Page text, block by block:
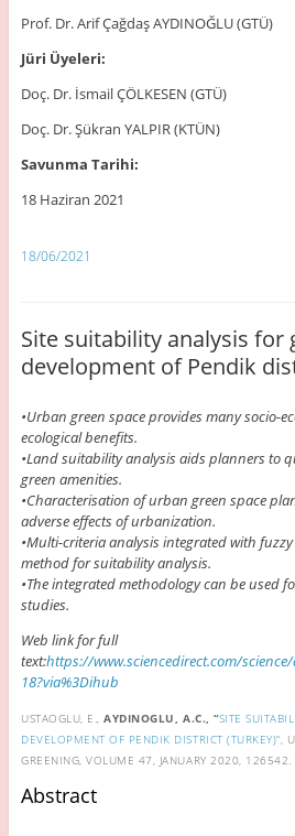
Prof. Dr. Arif Çağdaş AYDINOĞLU (GTÜ)
Jüri Üyeleri:
Doç. Dr. İsmail ÇÖLKESEN (GTÜ)
Doç. Dr. Şükran YALPIR (KTÜN)
Savunma Tarihi:
18 Haziran 2021
18/06/2021
Site suitability analysis for
development of Pendik
•Urban green space provides many socio-
ecological benefits.
•Land suitability analysis aids planners to
green amenities.
•Characterisation of urban green space
adverse effects of urbanization.
•Multi-criteria analysis integrated with
method for suitability analysis.
•The integrated methodology can be used
studies.
Web link for full
text:https://www.sciencedirect.com/
18?via%3Dihub
USTAOGLU, E.,AYDINOGLU, A.C., “SITE
DEVELOPMENT OF PENDIK DISTRICT (TURKEY)“,
GREENING, VOLUME 47, JANUARY 2020, 126542.
Abstract